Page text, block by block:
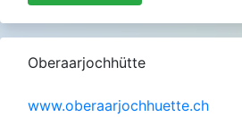
Oberaarjochhütte
www.oberaarjochhuette.ch